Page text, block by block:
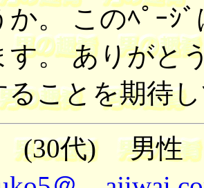
か。 このﾍﾟｰｼ
す。 ありがと
ることを期待
代) 男性